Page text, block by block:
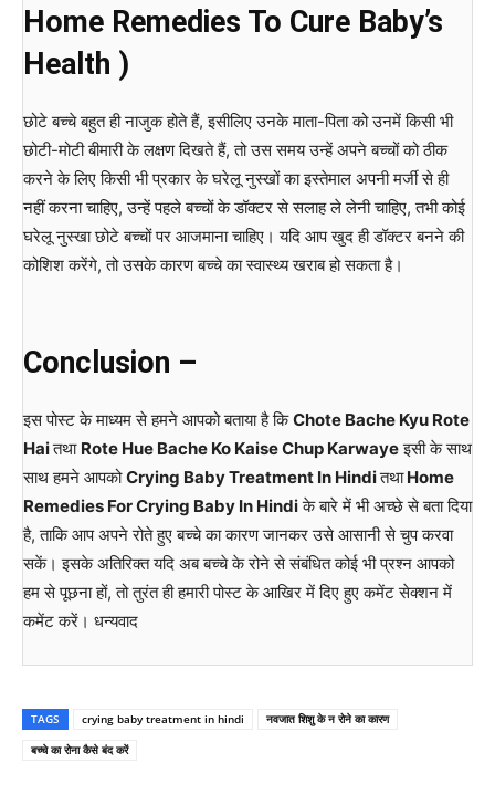
Home Remedies To Cure Baby’s
Health )
छोटे बच्चे बहुत ही नाजुक होते हैं, इसीलिए उनके माता-पिता को उनमें किसी भी
छोटी-मोटी बीमारी के लक्षण दिखते हैं, तो उस समय उन्हें अपने बच्चों को ठीक
करने के लिए किसी भी प्रकार के घरेलू नुस्खों का इस्तेमाल अपनी मर्जी से ही
नहीं करना चाहिए, उन्हें पहले बच्चों के डॉक्टर से सलाह ले लेनी चाहिए, तभी कोई
घरेलू नुस्खा छोटे बच्चों पर आजमाना चाहिए। यदि आप खुद ही डॉक्टर बनने की
कोशिश करेंगे, तो उसके कारण बच्चे का स्वास्थ्य खराब हो सकता है।
Conclusion –
इस पोस्ट के माध्यम से हमने आपको बताया है किChote Bache Kyu Rote
Haiतथा Rote Hue Bache Ko Kaise Chup Karwayeइसी के साथ
साथ हमने आपकोCrying Baby Treatment In HindiतथाHome
Remedies For Crying Baby In Hindiके बारे में भी अच्छे से बता दिया
है, ताकि आप अपने रोते हुए बच्चे का कारण जानकर उसे आसानी से चुप करवा
सकें। इसके अतिरिक्त यदि अब बच्चे के रोने से संबंधित कोई भी प्रश्न आपको
हम से पूछना हों, तो तुरंत ही हमारी पोस्ट के आखिर में दिए हुए कमेंट सेक्शन में
कमेंट करें। धन्यवाद
TAGS crying baby treatment in hindi
नवजात शिशु के न रोने का कारण
बच्चे का रोना कैसे बंद करें